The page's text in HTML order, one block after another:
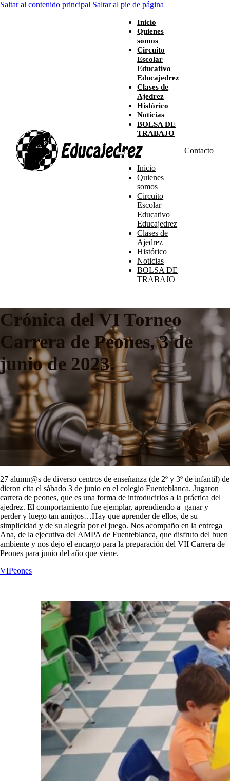
Saltar al contenido principal Saltar al pie de página
Inicio
Quienes
somos
Circuito
Escolar
Educativo
Educajedrez
Clases de
Ajedrez
Histórico
Noticias
BOLSA DE
TRABAJO
Inicio
Quienes
somos
Circuito
Escolar
Educativo
Educajedrez
Clases de
Ajedrez
Histórico
Noticias
BOLSA DE
TRABAJO
Contacto
Crónica del VI Torneo
Carrera de Peones, 3 de
junio de 2023.
27 alumn@s de diverso centros de enseñanza (de 2º y 3º de infantil) de
dieron cita el sábado 3 de junio en el colegio Fuenteblanca. Jugaron
carrera de peones, que es una forma de introducirlos a la práctica del
ajedrez. El comportamiento fue ejemplar, aprendiendo a ganar y
perder y luego tan amigos…Hay que aprender de ellos, de su
simplicidad y de su alegría por el juego. Nos acompaño en la entrega
Ana, de la ejecutiva del AMPA de Fuenteblanca, que disfruto del buen
ambiente y nos dejo el encargo para la preparación del VII Carrera de
Peones para junio del año que viene.
VIPeones